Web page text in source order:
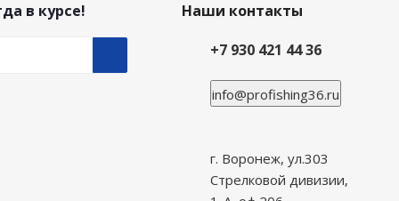
в курсе!
Наши контакты
+7 930 421 44 36
info@profishing36.ru
г. Воронеж, ул.303
Стрелковой дивизии,